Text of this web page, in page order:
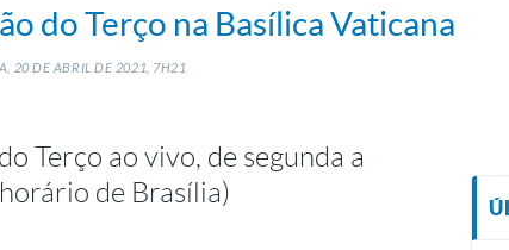
do Terço na Basílica Vaticana
20 DE ABRIL DE 2021, 7H21
Terço ao vivo, de segunda a
de Brasília)